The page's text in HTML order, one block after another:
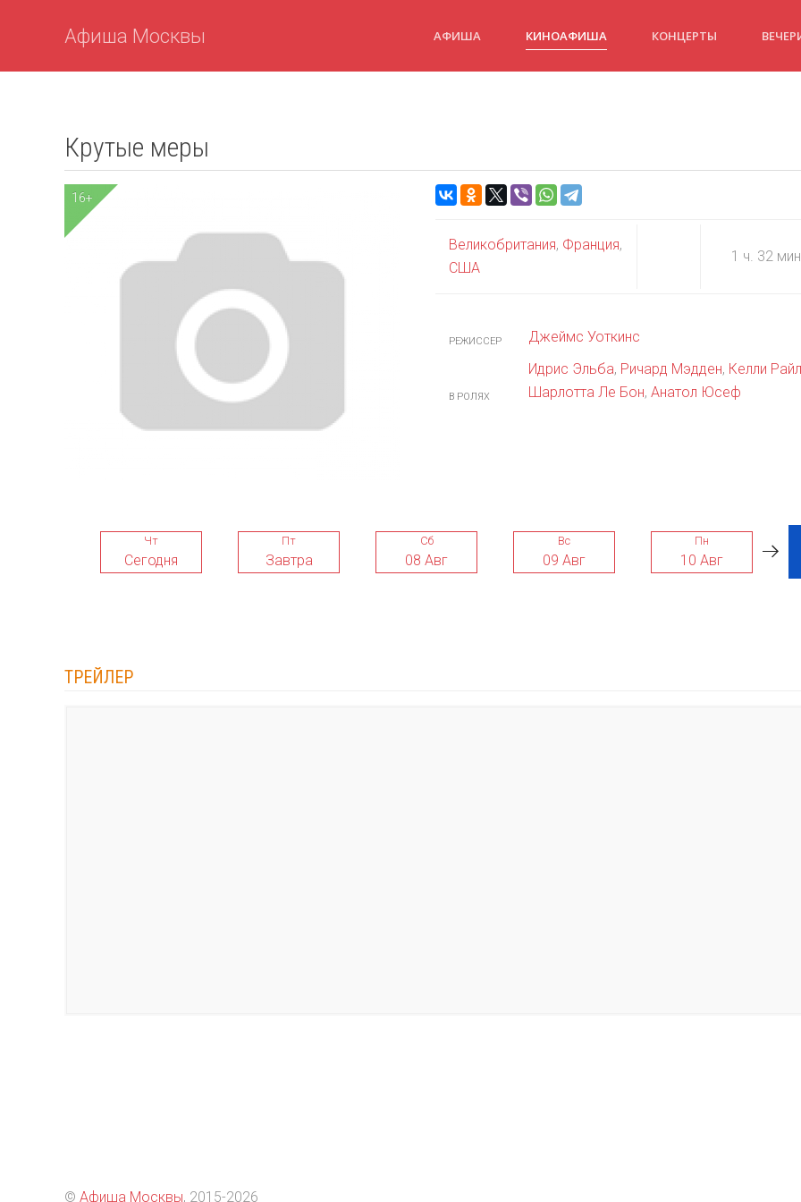
Афиша Москвы АФИША КИНОАФИША КОНЦЕРТЫ
Крутые меры
16+
Великобритания, Франция,
США
1 ч. 32
РЕЖИССЕР Джеймс Уоткинс
В РОЛЯХ
Идрис Эльба, Ричард Мэдден, Келли
Шарлотта Ле Бон, Анатол Юсеф
Чт
Сегодня
Пт
Завтра
Сб
08 Авг
Вс
09 Авг
Пн
10 Авг
ТРЕЙЛЕР
© Афиша Москвы, 2015-2026